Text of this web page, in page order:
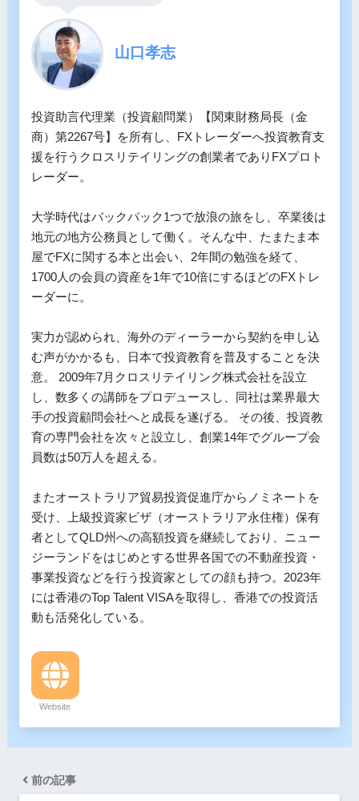
山口孝志
投資助言代理業（投資顧問業）【関東財務局長（金
商）第2267号】を所有し、FXトレーダーへ投資教育支
援を行うクロスリテイリングの創業者でありFXプロト
レーダー。
大学時代はバックパック1つで放浪の旅をし、卒業後は
地元の地方公務員として働く。そんな中、たまたま本
屋でFXに関する本と出会い、2年間の勉強を経て、
1700人の会員の資産を1年で10倍にするほどのFXトレ
ーダーに。
実力が認められ、海外のディーラーから契約を申し込
む声がかかるも、日本で投資教育を普及することを決
意。 2009年7月クロスリテイリング株式会社を設立
し、数多くの講師をプロデュースし、同社は業界最大
手の投資顧問会社へと成長を遂げる。 その後、投資教
育の専門会社を次々と設立し、創業14年でグループ会
員数は50万人を超える。
またオーストラリア貿易投資促進庁からノミネートを
受け、上級投資家ビザ（オーストラリア永住権）保有
者としてQLD州への高額投資を継続しており、ニュー
ジーランドをはじめとする世界各国での不動産投資・
事業投資などを行う投資家としての顔も持つ。2023年
には香港のTop Talent VISAを取得し、香港での投資活
動も活発化している。
Website
前の記事